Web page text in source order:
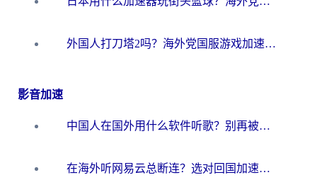
外国人打刀塔2吗？海外党国服游戏加速避坑全攻略
影音加速
中国人在国外用什么软件听歌？别再被地域限制卡脖子，这篇教你轻松解锁国内音乐库
在海外听网易云总断连？选对回国加速器，告别地区限制和卡顿